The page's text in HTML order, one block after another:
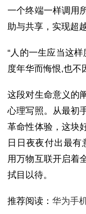
一个终端一样调用
助与共享，实现超
“人的一生应当这
度年华而悔恨,也
这段对生命意义的
心理写照。从最初
革命性体验，这块
日日夜夜付出最
用万物互联开启着
拭目以待。
推荐阅读： 华为手